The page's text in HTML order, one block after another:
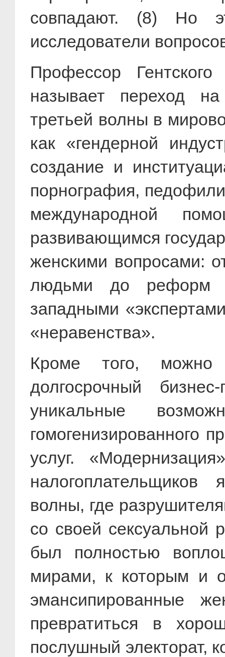
совпадают. (8) Но
исследователи
Профессор
называет переход
третьей волны в
как «гендерной
создание и
порнография,
международной
развивающимся
женскими вопросами:
людьми до реформ
западными
«неравенства».
Кроме того, можно
долгосрочный
уникальные
гомогенизированного
услуг.
волны, где
со своей сексуальной
был полностью
мирами, к которым и
эмансипированные
превратиться в
послушный электорат,